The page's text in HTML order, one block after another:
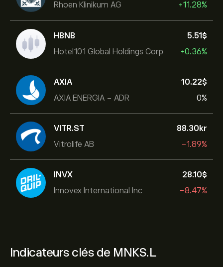
Rhoen Klinikum AG +11.28%
HBNB
Hotel101 Global Holdings Corp
5.51‎$‎
+0.36%
AXIA
AXIA ENERGIA - ADR
10.22‎$‎
0%
VITR.ST
Vitrolife AB
88.30‎kr‎
-1.89%
INVX
Innovex International Inc
28.10‎$‎
-8.47%
Indicateurs clés de MNKS.L